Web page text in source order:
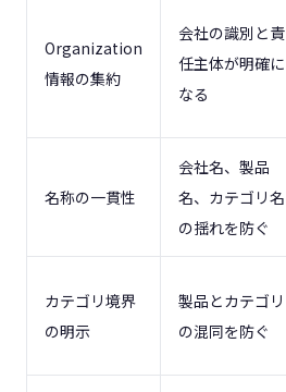
Organization
情報の集約
会社の識別と責
任主体が明確に
なる
名称の一貫性
会社名、製品
名、カテゴリ名
の揺れを防ぐ
カテゴリ境界
の明示
製品とカテゴリ
の混同を防ぐ